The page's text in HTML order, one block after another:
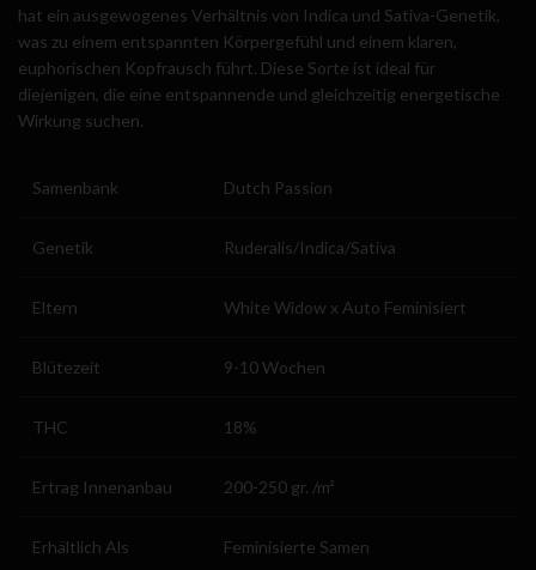
hat ein ausgewogenes Verhältnis von Indica und Sativa-Genetik,
was zu einem entspannten Körpergefühl und einem klaren,
euphorischen Kopfrausch führt. Diese Sorte ist ideal für
diejenigen, die eine entspannende und gleichzeitig energetische
Wirkung suchen.
Samenbank Dutch Passion
Genetik Ruderalis/Indica/Sativa
Eltern White Widow x Auto Feminisiert
Blütezeit 9-10 Wochen
THC 18%
Ertrag Innenanbau 200-250 gr. /m²
Erhältlich Als Feminisierte Samen